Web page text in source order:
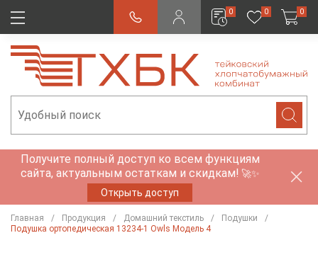
0 0 0
Получите полный доступ ко всем функциям
сайта, актуальным остаткам и скидкам! 🚀✨
Открыть доступ
Главная Продукция Домашний текстиль
Подушки
Подушка ортопедическая 13234-1 Owls Модель 4